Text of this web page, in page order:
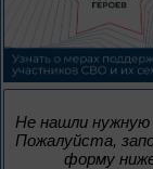
Не нашли нужную
Пожалуйста,
форму